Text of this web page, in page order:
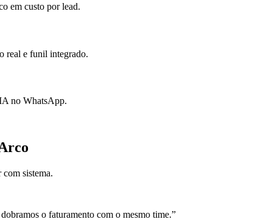
em custo por lead.
real e funil integrado.
no WhatsApp.
com sistema.
o faturamento com o mesmo time.”